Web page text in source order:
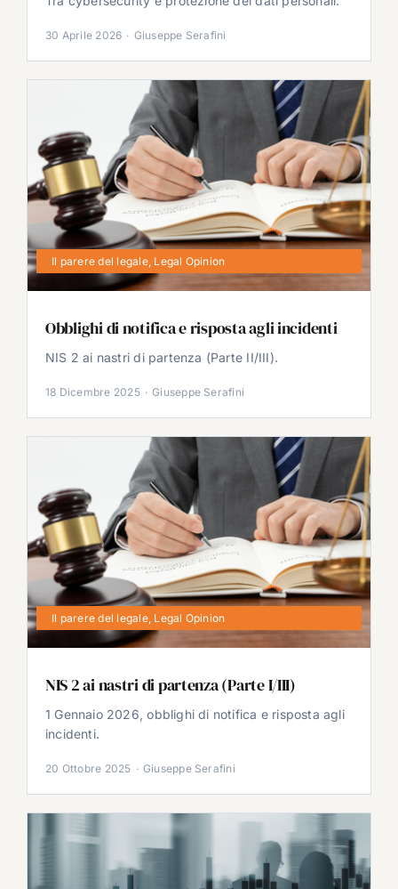
30 Aprile 2026 · Giuseppe Serafini
Il parere del legale, Legal Opinion
Obblighi di notifica e risposta agli incidenti
NIS 2 ai nastri di partenza (Parte II/III).
18 Dicembre 2025 · Giuseppe Serafini
Il parere del legale, Legal Opinion
NIS 2 ai nastri di partenza (Parte I/III)
1 Gennaio 2026, obblighi di notifica e risposta agli
incidenti.
20 Ottobre 2025 · Giuseppe Serafini